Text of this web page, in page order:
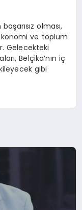
olması,
ve toplum
Gelecekteki
Belçika’nın iç
gibi